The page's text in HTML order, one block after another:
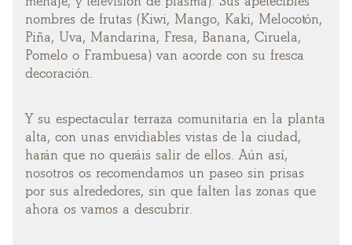
nombres de frutas (Kiwi, Mango, Kaki, Melocotón,
Piña, Uva, Mandarina, Fresa, Banana, Ciruela,
Pomelo o Frambuesa) van acorde con su fresca
decoración.
Y su espectacular terraza comunitaria en la planta
alta, con unas envidiables vistas de la ciudad,
harán que no queráis salir de ellos. Aún así,
nosotros os recomendamos un paseo sin prisas
por sus alrededores, sin que falten las zonas que
ahora os vamos a descubrir.